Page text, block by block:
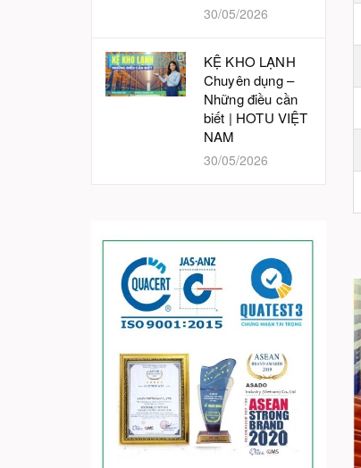
30/05/2026
KỆ KHO LẠNH
Chuyên dụng –
Những điều cần
biết | HOTU VIỆT
NAM
30/05/2026